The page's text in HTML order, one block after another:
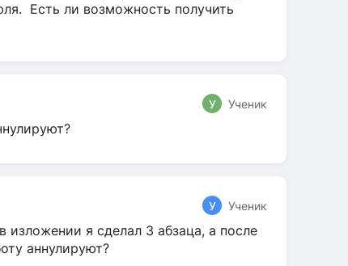
Есть ли возможность получить
У Ученик
У Ученик
я сделал 3 абзаца, а после
аннулируют?